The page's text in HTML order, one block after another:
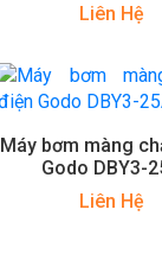
Liên Hệ
Máy bơm màng
Godo DBY3-
Liên Hệ